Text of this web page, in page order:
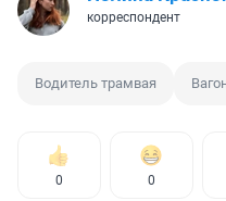
корреспондент
Водитель трамвая
0 0